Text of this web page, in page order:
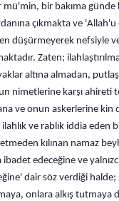
mü'min, bir bakıma günde
çıkmakta ve
düşürmeyerek nefsiyle
Zaten;
altına almadan,
nimetlerine karşı ahireti
ve onun askerlerine kin
ilahlık ve rablık iddia eden
kılınan namaz
ibadet edeceğine ve
dair söz verdiği
onlara alkış tutmaya